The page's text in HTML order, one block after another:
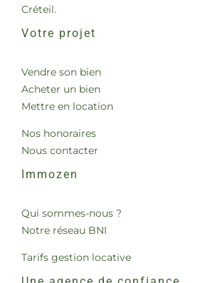
Créteil.
Votre projet
Vendre son bien
Acheter un bien
Mettre en location
Nos honoraires
Nous contacter
Immozen
Qui sommes-nous ?
Notre réseau BNI
Tarifs gestion locative